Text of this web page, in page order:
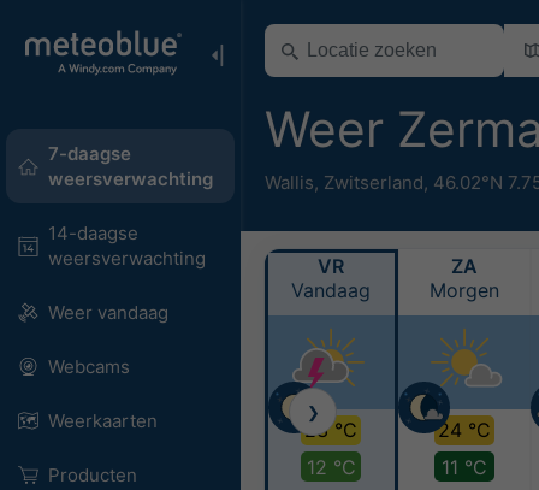
7-daagse
weersverwachting
14-daagse
weersverwachting
Weer vandaag
Webcams
Weerkaarten
Producten
Weer
Wallis, Zwitserland, 46.02°N
VR
Vandaag
23 °C
12 °C
ZA
Morgen
24 °C
11 °C
❯